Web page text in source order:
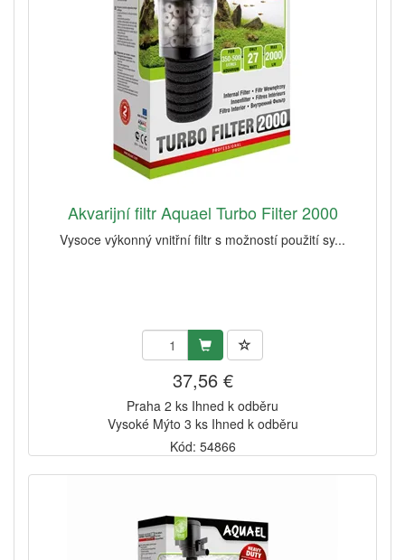
Akvarijní filtr Aquael Turbo Filter 2000
Vysoce výkonný vnitřní filtr s možností použití sy...
37,56 €
Praha 2 ks Ihned k odběru
Vysoké Mýto 3 ks Ihned k odběru
Kód: 54866